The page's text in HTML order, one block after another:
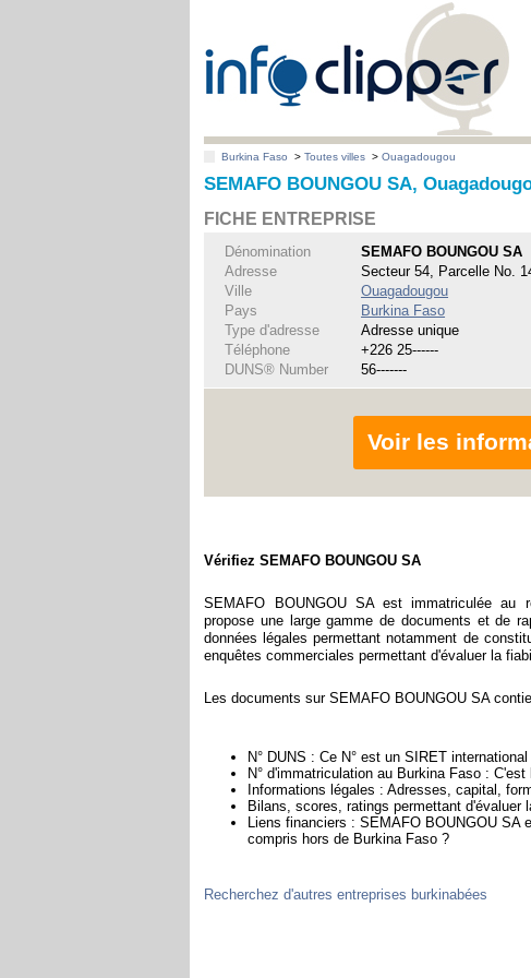
Burkina Faso >Toutes villes >Ouagadougou
SEMAFO BOUNGOU SA,
FICHE ENTREPRISE
Dénomination
SEMAFO BOUNGOU SA
Adresse
Secteur 54, Parcelle No.
Ville
Ouagadougou
Pays
Burkina Faso
Type d'adresse
Adresse unique
Téléphone
+226 25------
DUNS® Number
56-------
Voir les
Vérifiez SEMAFO BOUNGOU SA
SEMAFO BOUNGOU SA est immatriculée au
propose une large gamme de documents et de
données légales permettant notamment de
enquêtes commerciales permettant d'évaluer la
Les documents sur SEMAFO BOUNGOU SA
N° DUNS : Ce N° est un SIRET
N° d'immatriculation au Burkina Faso :
Informations légales : Adresses, capital,
Bilans, scores, ratings permettant
Liens financiers : SEMAFO BOUNGOU
compris hors de Burkina Faso ?
Recherchez d'autres entreprises burkinabées